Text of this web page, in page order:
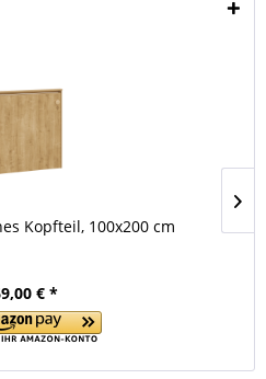
Kopfteil, 100x200 cm
€ *